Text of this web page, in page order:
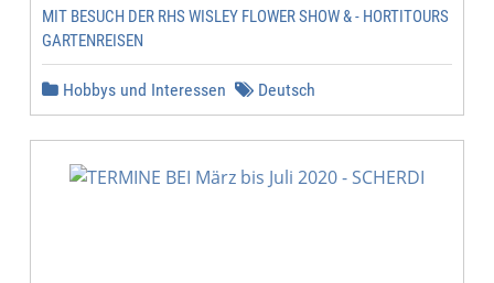
MIT BESUCH DER RHS WISLEY FLOWER SHOW & - HORTITOURS
GARTENREISEN
Hobbys und Interessen Deutsch